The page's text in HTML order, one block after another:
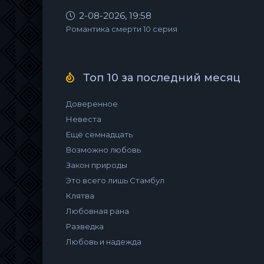
2-08-2026, 19:58
Романтика смерти 10 серия
Топ 10 за последний месяц
Доверенное
Невеста
Ещё семнадцать
Возможно любовь
Закон природы
Это всего лишь Стамбул
Клятва
Любовная рана
Разведка
Любовь и надежда